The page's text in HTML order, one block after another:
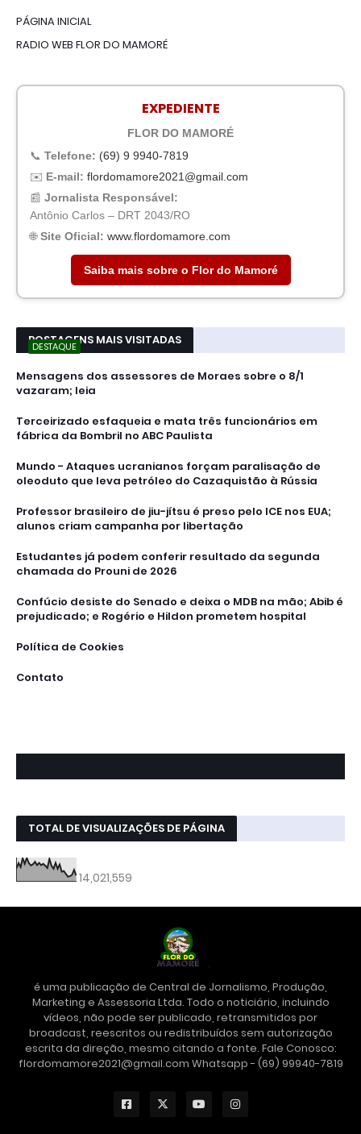
PÁGINA INICIAL
RADIO WEB FLOR DO MAMORÉ
EXPEDIENTE
FLOR DO MAMORÉ
📞 Telefone: (69) 9 9940-7819
✉️ E-mail: flordomamore2021@gmail.com
📰 Jornalista Responsável:
Antônio Carlos – DRT 2043/RO
🌐Site Oficial: www.flordomamore.com
Saiba mais sobre o Flor do Mamoré
POSTAGENS MAIS VISITADAS
DESTAQUE
Mensagens dos assessores de Moraes sobre o 8/1
vazaram; leia
Terceirizado esfaqueia e mata três funcionários em
fábrica da Bombril no ABC Paulista
Mundo - Ataques ucranianos forçam paralisação de
oleoduto que leva petróleo do Cazaquistão à Rússia
Professor brasileiro de jiu-jítsu é preso pelo ICE nos EUA;
alunos criam campanha por libertação
Estudantes já podem conferir resultado da segunda
chamada do Prouni de 2026
Confúcio desiste do Senado e deixa o MDB na mão; Abib é
prejudicado; e Rogério e Hildon prometem hospital
Política de Cookies
Contato
TOTAL DE VISUALIZAÇÕES DE PÁGINA
14,021,559
é uma publicação de Central de Jornalismo, Produção,
Marketing e Assessoria Ltda. Todo o noticiário, incluindo
vídeos, não pode ser publicado, retransmitidos por
broadcast, reescritos ou redistribuídos sem autorização
escrita da direção, mesmo citando a fonte. Fale Conosco:
flordomamore2021@gmail.com Whatsapp - (69) 99940-7819